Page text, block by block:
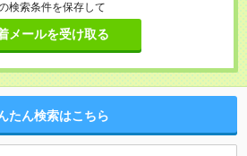
検索条件を保存して
メールを受け取る
たん検索はこちら